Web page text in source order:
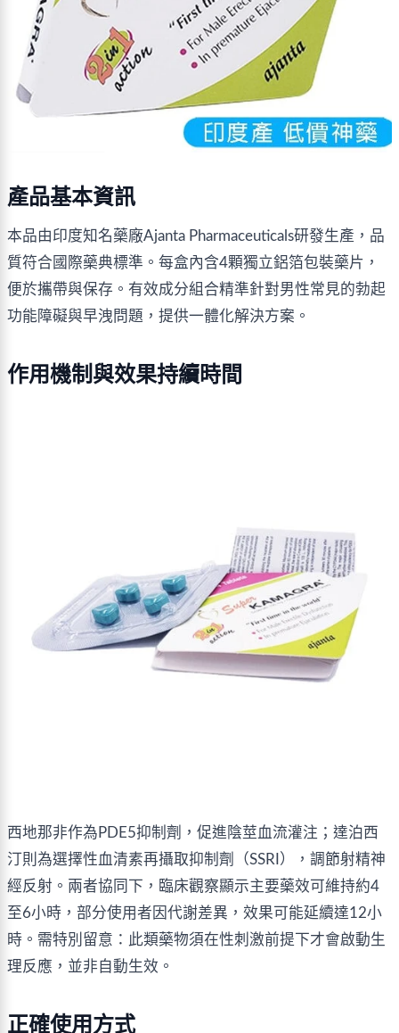
產品基本資訊
本品由印度知名藥廠Ajanta Pharmaceuticals研發生產，品
質符合國際藥典標準。每盒內含4顆獨立鋁箔包裝藥片，
便於攜帶與保存。有效成分組合精準針對男性常見的勃起
功能障礙與早洩問題，提供一體化解決方案。
作用機制與效果持續時間
西地那非作為PDE5抑制劑，促進陰莖血流灌注；達泊西
汀則為選擇性血清素再攝取抑制劑（SSRI），調節射精神
經反射。兩者協同下，臨床觀察顯示主要藥效可維持約4
至6小時，部分使用者因代謝差異，效果可能延續達12小
時。需特別留意：此類藥物須在性刺激前提下才會啟動生
理反應，並非自動生效。
正確使用方式